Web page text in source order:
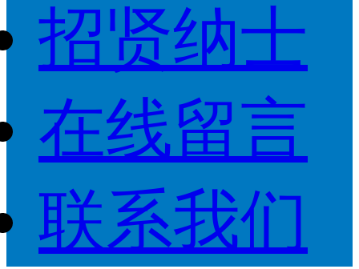
招贤纳士
在线留言
联系我们